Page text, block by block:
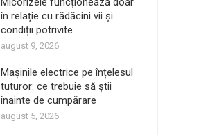
în relație cu rădăcini vii și
condiții potrivite
august 9, 2026
Mașinile electrice pe înțelesul
tuturor: ce trebuie să știi
înainte de cumpărare
august 5, 2026